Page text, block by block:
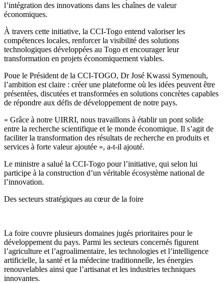
l’intégration des innovations dans les chaînes de valeur
économiques.
À travers cette initiative, la CCI-Togo entend valoriser les
compétences locales, renforcer la visibilité des solutions
technologiques développées au Togo et encourager leur
transformation en projets économiquement viables.
Poue le Président de la CCI-TOGO, Dr José Kwassi Symenouh,
l’ambition est claire : créer une plateforme où les idées peuvent être
présentées, discutées et transformées en solutions concrètes capables
de répondre aux défis de développement de notre pays.
« Grâce à notre UIRRI, nous travaillons à établir un pont solide
entre la recherche scientifique et le monde économique. Il s’agit de
faciliter la transformation des résultats de recherche en produits et
services à forte valeur ajoutée », a-t-il ajouté.
Le ministre a salué la CCI-Togo pour l’initiative, qui selon lui
participe à la construction d’un véritable écosystème national de
l’innovation.
Des secteurs stratégiques au cœur de la foire
La foire couvre plusieurs domaines jugés prioritaires pour le
développement du pays. Parmi les secteurs concernés figurent
l’agriculture et l’agroalimentaire, les technologies et l’intelligence
artificielle, la santé et la médecine traditionnelle, les énergies
renouvelables ainsi que l’artisanat et les industries techniques
innovantes.